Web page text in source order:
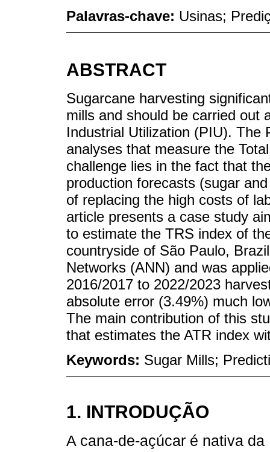
Palavras-chave: Usinas;
ABSTRACT
Sugarcane harvesting
mills and should be carried out
Industrial Utilization (PIU). The
analyses that measure the
challenge lies in the fact that
production forecasts (sugar
of replacing the high costs of
article presents a case study
to estimate the TRS index of
countryside of São Paulo,
Networks (ANN) and was
2016/2017 to 2022/2023
absolute error (3.49%) much
The main contribution of this
that estimates the ATR index
Keywords: Sugar Mills;
1. INTRODUÇÃO
A cana-de-açúcar é nativa